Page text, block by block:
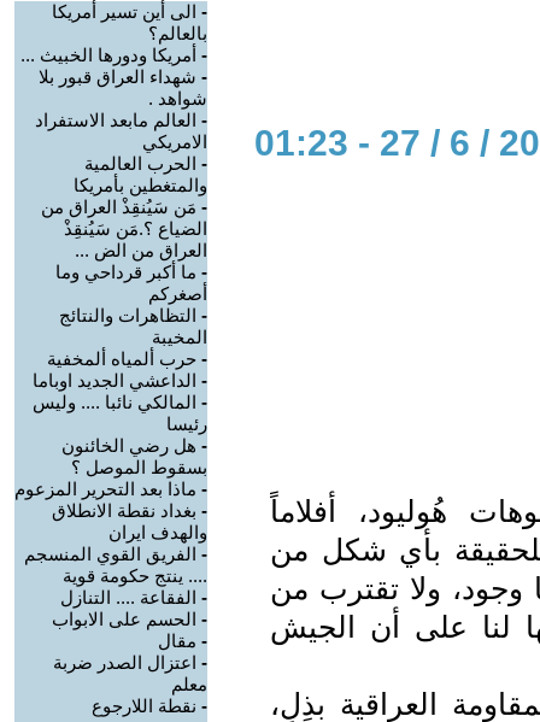
هُوليود، أفلاماً
بأي شكل من
وجود، ولا تقترب من
لنا على أن الجيش
العراقية بذِلٍ،
- الى أين تسير أمريكا
بالعالم؟
- أمريكا ودورها الخبيث ...
- شهداء العراق قبور بلا
شواهد .
- العالم مابعد الاستفراد
الامريكي
- الحرب العالمية
والمتغطين بأمريكا
- مَن سَيُنقِذْ العراق من
الضياع ؟.مَن سَيُنقِذْ
العراق من الض ...
- ما أكبر قرداحي وما
أصغركم
- التظاهرات والنتائج
المخيبة
- حرب ألمياه ألمخفية
- الداعشي الجديد اوباما
- المالكي نائبا .... وليس
رئيسا
- هل رضي الخائنون
بسقوط الموصل ؟
- ماذا بعد التحرير المزعوم
- بغداد نقطة الانطلاق
والهدف ايران
- الفريق القوي المنسجم
.... ينتج حكومة قوية
- الفقاعة .... التنازل
- الحسم على الابواب
- مقال
- اعتزال الصدر ضربة
معلم
- نقطة اللارجوع